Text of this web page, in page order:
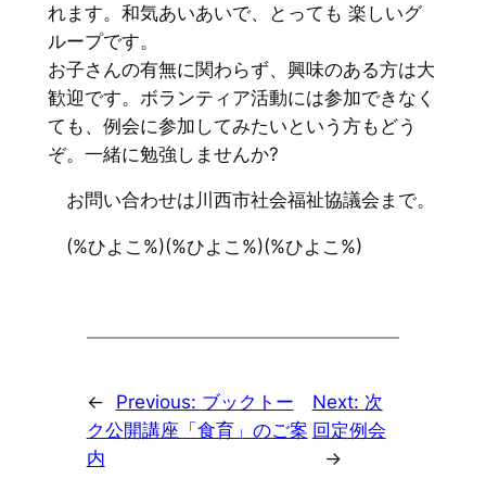
れます。和気あいあいで、とっても 楽しいグ
ループです。
お子さんの有無に関わらず、興味のある方は大
歓迎です。ボランティア活動には参加できなく
ても、例会に参加してみたいという方もどう
ぞ。一緒に勉強しませんか?
お問い合わせは川西市社会福祉協議会まで。
(%ひよこ%)(%ひよこ%)(%ひよこ%)
← Previous: ブックトー
ク公開講座「食育」のご案
内
Next: 次
回定例会
→